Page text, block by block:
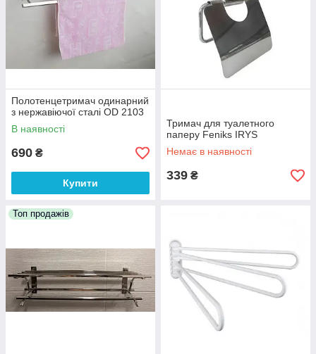
Полотенцетримач одинарний
з нержавіючої сталі OD 2103
В наявності
690 ₴
Купити
Тримач для туалетного
паперу Feniks IRYS
Немає в наявності
339 ₴
Топ продажів